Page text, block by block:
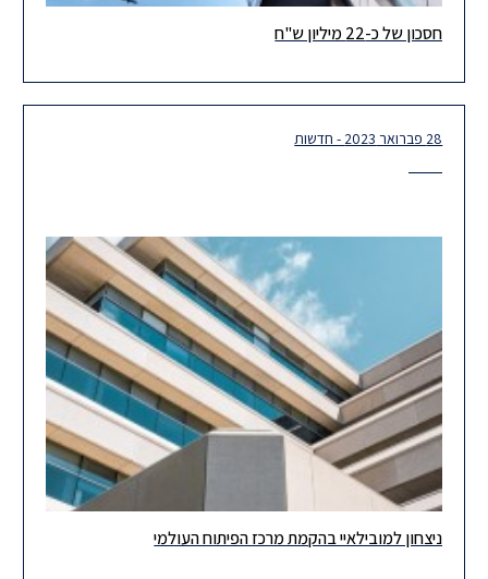
לאחרונה ניתן פסק דין בבית המשפט המחוזי המבטל לחלוטין חיוב
חסכון של כ-22 מיליון ש"ח
28 פברואר 2023 - חדשות
ניצחנו! בתקופה האחרונה היה לנו הכבוד ללוות את חברת 'מובילאיי'
ניצחון למובילאיי בהקמת מרכז הפיתוח העולמי